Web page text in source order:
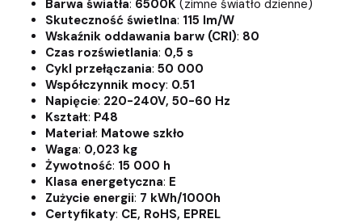
Barwa światła: 6500K (zimne światło dzienne)
Skuteczność świetlna: 115 lm/W
Wskaźnik oddawania barw (CRI): 80
Czas rozświetlania: 0,5 s
Cykl przełączania: 50 000
Współczynnik mocy: 0.51
Napięcie: 220-240V, 50-60 Hz
Kształt: P48
Materiał: Matowe szkło
Waga: 0,023 kg
Żywotność: 15 000 h
Klasa energetyczna: E
Zużycie energii: 7 kWh/1000h
Certyfikaty: CE, RoHS, EPREL